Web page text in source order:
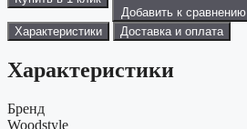
Добавить к сравнению
Характеристики
Доставка и оплата
Характеристики
Бренд
Woodstyle